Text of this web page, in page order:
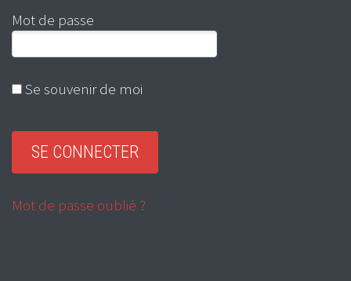
Mot de passe
Se souvenir de moi
Mot de passe oublié ?